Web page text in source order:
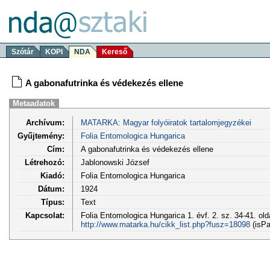
Szótár KOPI NDA Kereső
A gabonafutrinka és védekezés ellene
Metaadatok
Archívum:
MATARKA: Magyar folyóiratok tartalomjegyzékei
Gyűjtemény:
Folia Entomologica Hungarica
Cím:
A gabonafutrinka és védekezés ellene
Létrehozó:
Jablonowski József
Kiadó:
Folia Entomologica Hungarica
Dátum:
1924
Típus:
Text
Kapcsolat:
Folia Entomologica Hungarica 1. évf. 2. sz. 34-41.
http://www.matarka.hu/cikk_list.php?fusz=18098